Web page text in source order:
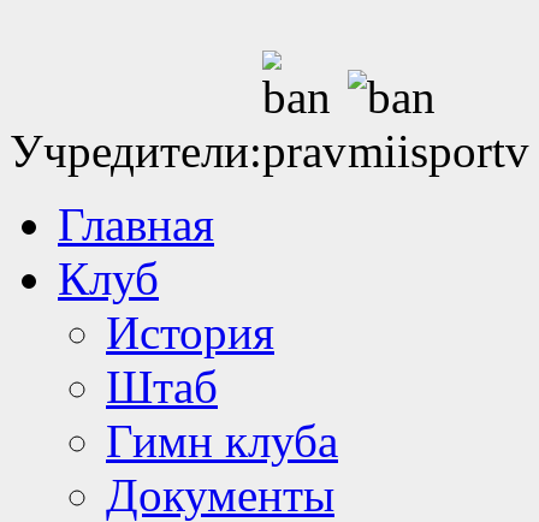
Учредители:
Главная
Клуб
История
Штаб
Гимн клуба
Документы